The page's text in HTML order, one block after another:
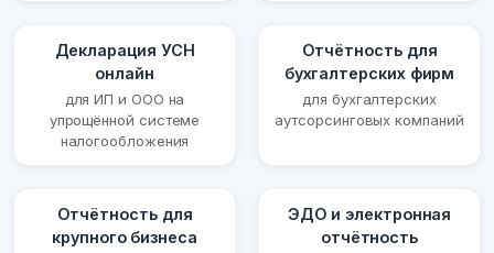
Декларация УСН
онлайн
для ИП и ООО на
упрощённой системе
налогообложения
Отчётность для
бухгалтерских фирм
для бухгалтерских
аутсорсинговых компаний
Отчётность для
крупного бизнеса
ЭДО и электронная
отчётность